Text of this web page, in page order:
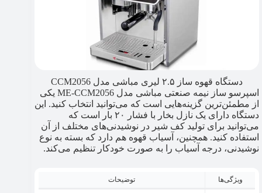
دستگاه قهوه ساز ۲.۵ لیری مباشی مدل CCM2056
اسپرسو ساز نیمه صنعتی مباشی مدل ME-CCM2056 یکی
از مطمئن‌ترین گزینه‌هایی است که می‌توانید انتخاب کنید. این
دستگاه دارای یک نازل بخار با فشار ۲۰ بار است که
می‌توانید برای تولید کف شیر در نوشیدنی‌های مختلف از آن
استفاده کنید. همچنین، آسیاب قهوه هم دارد که بسته به نوع
نوشیدنی، درجه آسیاب را به صورت خودکار تنظیم می‌کند.
ویژگی‌ها توضیحات